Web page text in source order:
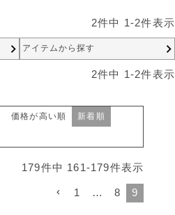
2件中 1 -2件表示
アイテムから探す
2件中 1 -2件表示
価格が高い順 新着順
179件中 161 -179件表示
1 … 8 9